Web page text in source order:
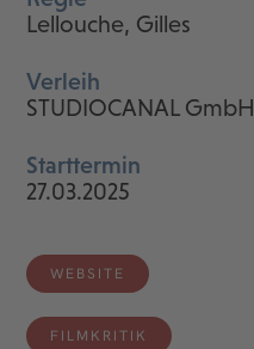
Lellouche, Gilles
Verleih
STUDIOCANAL GmbH
Starttermin
27.03.2025
WEBSITE
FILMKRITIK